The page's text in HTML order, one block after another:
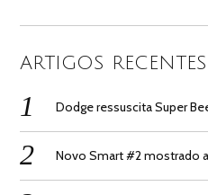
ARTIGOS RECENTES
Dodge ressuscita Super
Novo Smart #2 mostrado